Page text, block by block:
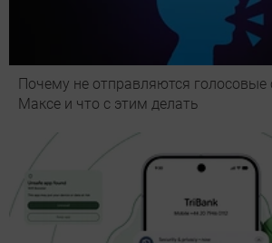
Почему не отправляются голосовые
Максе и что с этим делать